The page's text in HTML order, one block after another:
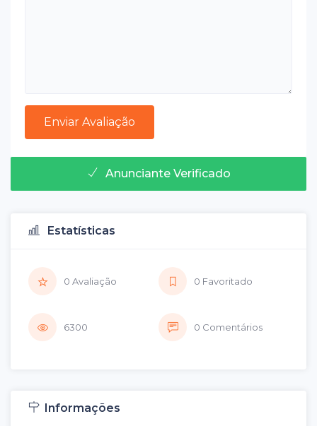
Anunciante Verificado
Estatísticas
0 Avaliação 0 Favoritado
6300 0 Comentários
Informações